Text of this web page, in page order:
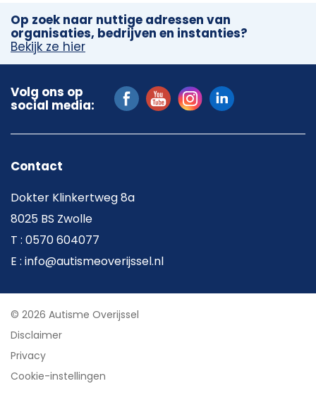
Op zoek naar nuttige adressen van
organisaties, bedrijven en instanties?
Bekijk ze hier
Volg ons op
social media:
Contact
Dokter Klinkertweg 8a
8025 BS Zwolle
T : 0570 604077
E : info@autismeoverijssel.nl
© 2026 Autisme Overijssel
Disclaimer
Privacy
Cookie-instellingen